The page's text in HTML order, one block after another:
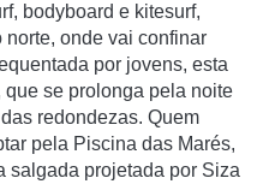
bodyboard e kitesurf,
onde vai confinar
por jovens, esta
se prolonga pela noite
redondezas. Quem
pela Piscina das Marés,
salgada projetada por Siza